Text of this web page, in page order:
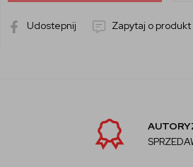
Udostepnij Zapytaj o produkt